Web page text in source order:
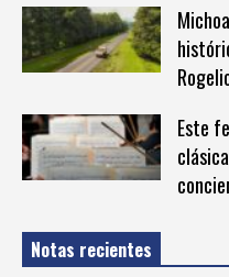
Este
Notas recientes